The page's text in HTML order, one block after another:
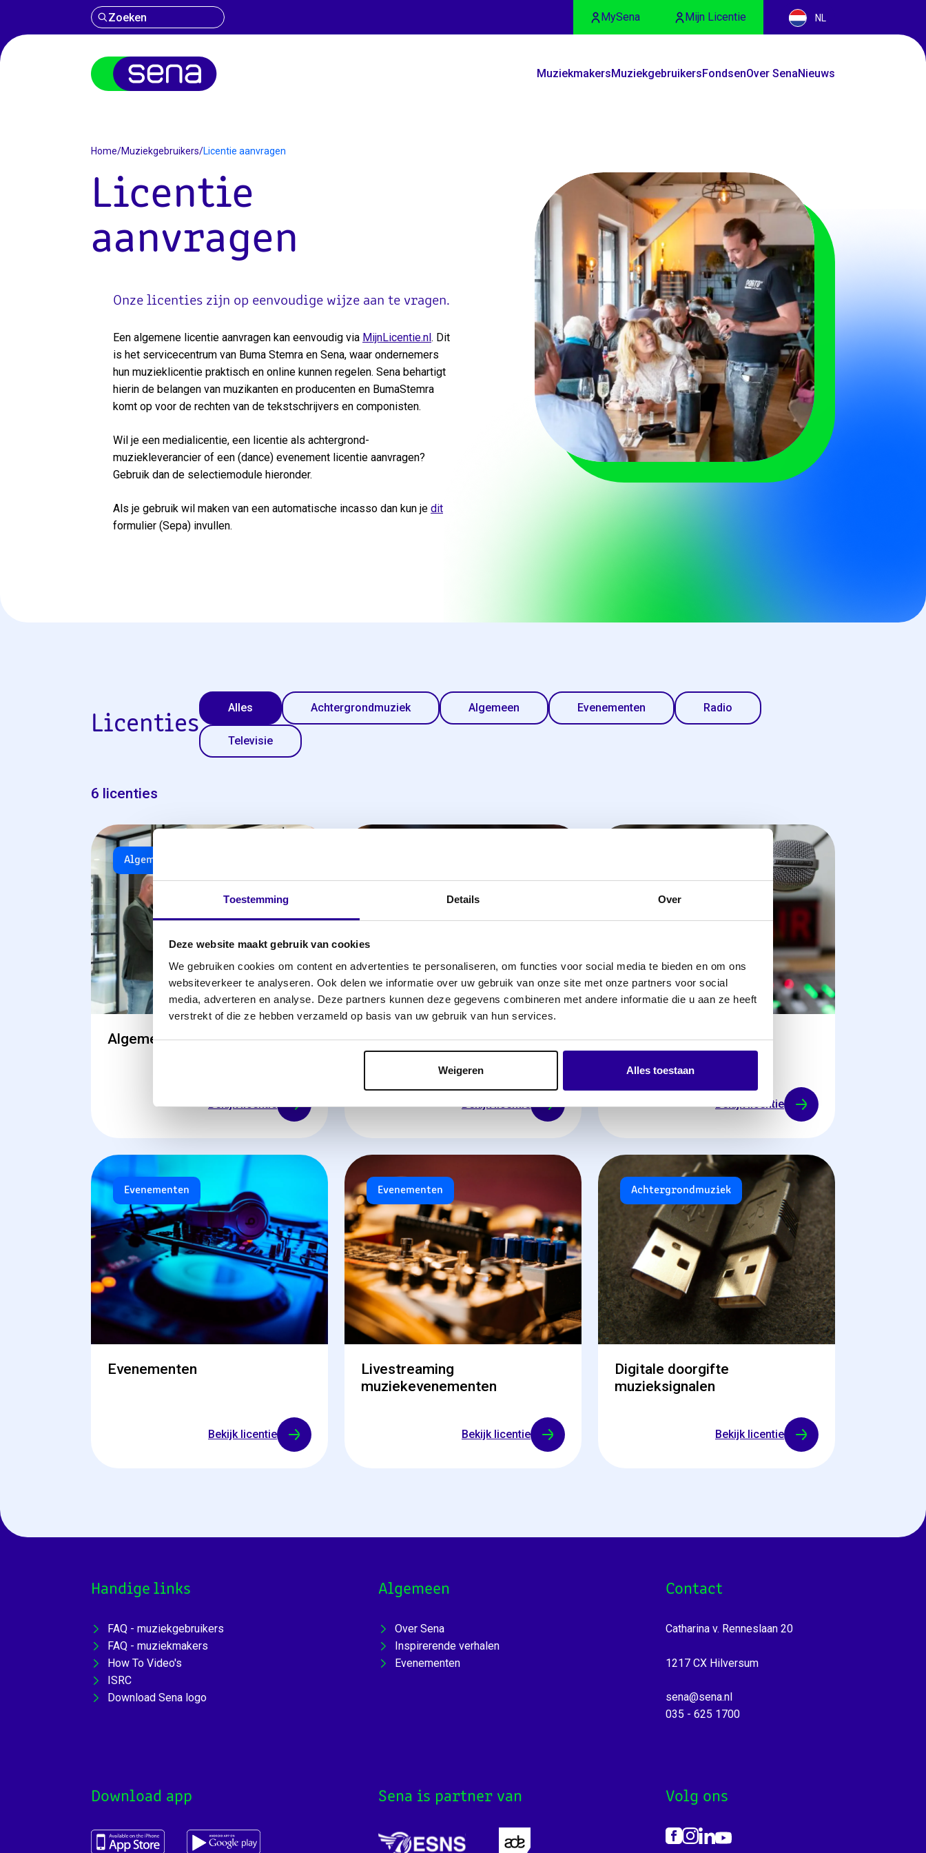
Toestemming Details Over
Deze website maakt gebruik van cookies
We gebruiken cookies om content en advertenties te personaliseren, om functies voor social media te bieden en om ons
websiteverkeer te analyseren. Ook delen we informatie over uw gebruik van onze site met onze partners voor social
media, adverteren en analyse. Deze partners kunnen deze gegevens combineren met andere informatie die u aan ze heeft
verstrekt of die ze hebben verzameld op basis van uw gebruik van hun services.
Weigeren Alles toestaan
Zoeken MySena Mijn Licentie NL
MuziekmakersMuziekgebruikersFondsenOver SenaNieuws
Home/Muziekgebruikers/Licentie aanvragen
Licentie
aanvragen
Onze licenties zijn op eenvoudige wijze aan te vragen.
Een algemene licentie aanvragen kan eenvoudig via MijnLicentie.nl. Dit
is het servicecentrum van Buma Stemra en Sena, waar ondernemers
hun muzieklicentie praktisch en online kunnen regelen. Sena behartigt
hierin de belangen van muzikanten en producenten en BumaStemra
komt op voor de rechten van de tekstschrijvers en componisten.
Wil je een medialicentie, een licentie als achtergrond-
muziekleverancier of een (dance) evenement licentie aanvragen?
Gebruik dan de selectiemodule hieronder.
Als je gebruik wil maken van een automatische incasso dan kun je dit
formulier (Sepa) invullen.
Licenties
Alles Achtergrondmuziek Algemeen Evenementen Radio
Televisie
6 licenties
Algemeen
Algemene licenties
Bekijk licentie
Televisie-, kabel- en
kabelkranten- licenties
Bekijk licentie
Radiolicenties
Bekijk licentie
Evenementen
Evenementen
Bekijk licentie
Evenementen
Livestreaming
muziekevenementen
Bekijk licentie
Achtergrondmuziek
Digitale doorgifte
muzieksignalen
Bekijk licentie
Handige links
FAQ - muziekgebruikers
FAQ - muziekmakers
How To Video's
ISRC
Download Sena logo
Algemeen
Over Sena
Inspirerende verhalen
Evenementen
Contact
Catharina v. Renneslaan 20
1217 CX Hilversum
sena@sena.nl
035 - 625 1700
Download app Sena is partner van Volg ons